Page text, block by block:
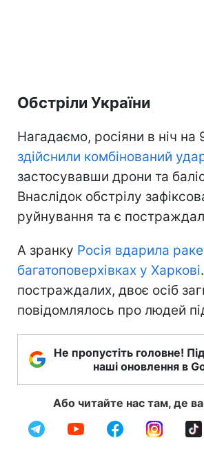
Обстріли України
Нагадаємо, росіяни в ніч на
здійснили комбінований
застосувавши дрони та
Внаслідок обстрілу
руйнування та є
А зранку Росія вдарила
багатоповерхівках у Харкові
постраждалих, двоє осіб
повідомлялось про людей
Не пропустіть головне!
наші оновлення в
Або читайте нас там, де